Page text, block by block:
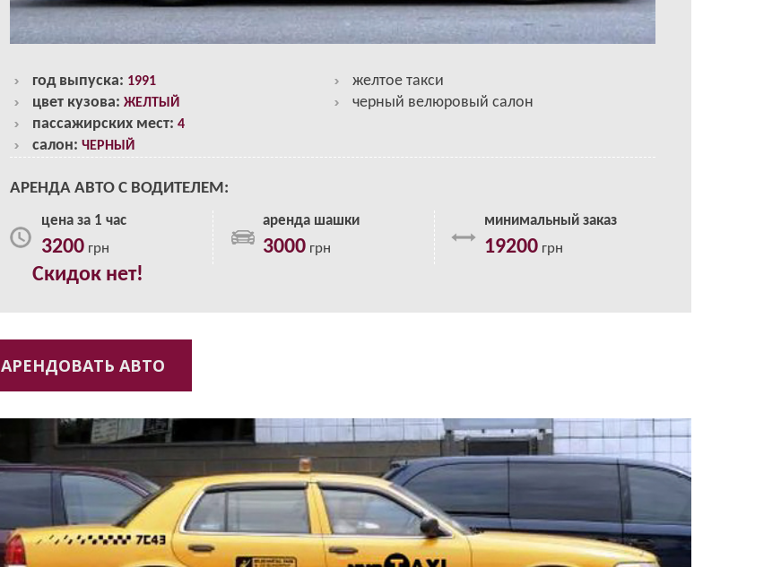
год выпуска: 1991
цвет кузова: ЖЕЛТЫЙ
пассажирских мест: 4
салон: ЧЕРНЫЙ
желтое такси
черный велюровый салон
АРЕНДА АВТО С ВОДИТЕЛЕМ:
цена за 1 час
3200грн
аренда шашки
3000грн
минимальный заказ
19200грн
Скидок нет!
АРЕНДОВАТЬ АВТО